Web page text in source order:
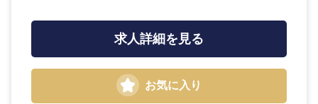
求人詳細を見る
お気に入り